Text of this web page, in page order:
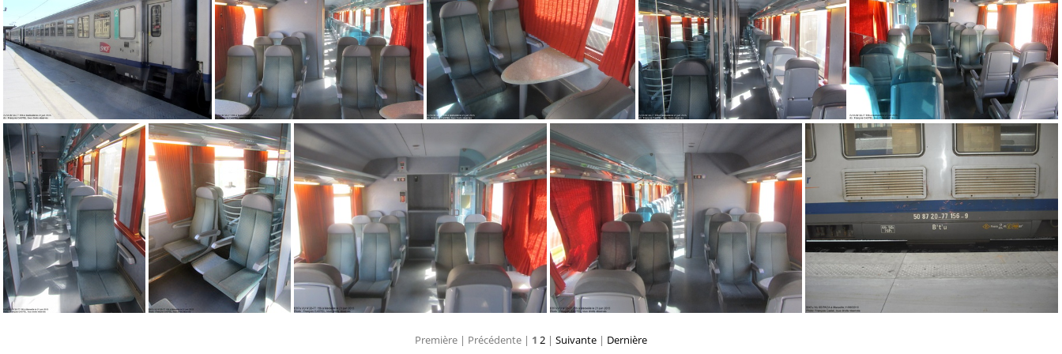
IMG 9652 IMG 6684 IMG 8000 IMG 8001 IMG 9654
IMG 9653 IMG 9650 IMG 9649 IMG 9648 IMG 9647
Première | Précédente | 1 2 | Suivante | Dernière